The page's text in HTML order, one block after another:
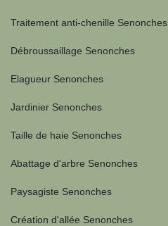
Traitement anti-chenille Senonches
Débroussaillage Senonches
Elagueur Senonches
Jardinier Senonches
Taille de haie Senonches
Abattage d'arbre Senonches
Paysagiste Senonches
Création d'allée Senonches